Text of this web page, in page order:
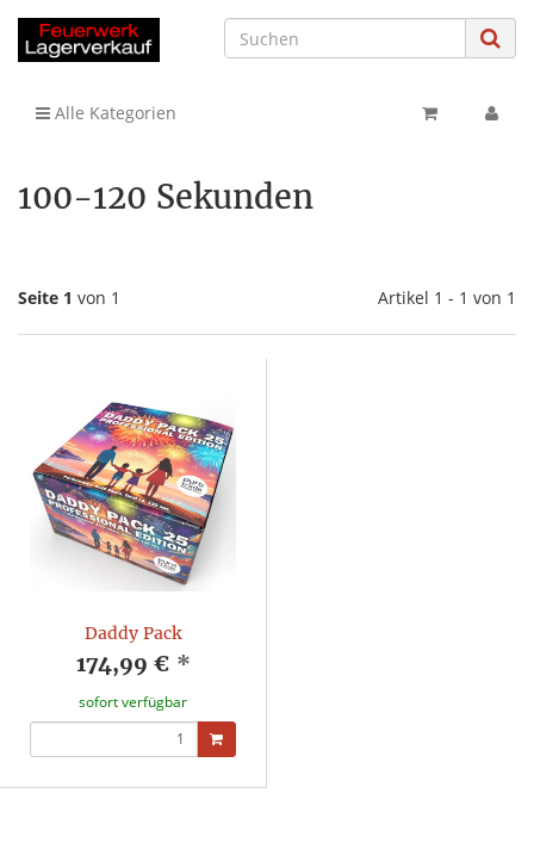
Alle Kategorien
100-120 Sekunden
Seite 1 von 1 Artikel 1 - 1 von 1
Daddy Pack
174,99 € *
sofort verfügbar